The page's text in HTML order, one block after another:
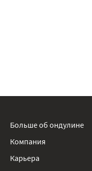
Больше об ондулине
Компания
Карьера